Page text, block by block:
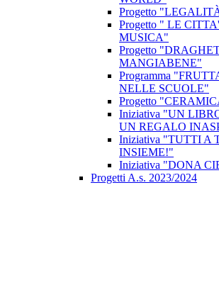
Progetto
Progetto " LE
MUSICA"
Progetto
MANGIABENE"
Programma
NELLE SCUOLE"
Progetto
Iniziativa "UN
UN REGALO
Iniziativa "TUTTI A
INSIEME!"
Iniziativa "DONA
Progetti A.s. 2023/2024